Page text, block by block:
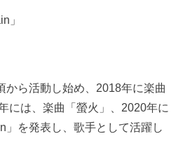
」
から活動し始め、2018年に楽曲
には、楽曲「螢火」、2020年に
」を発表し、歌手として活躍し